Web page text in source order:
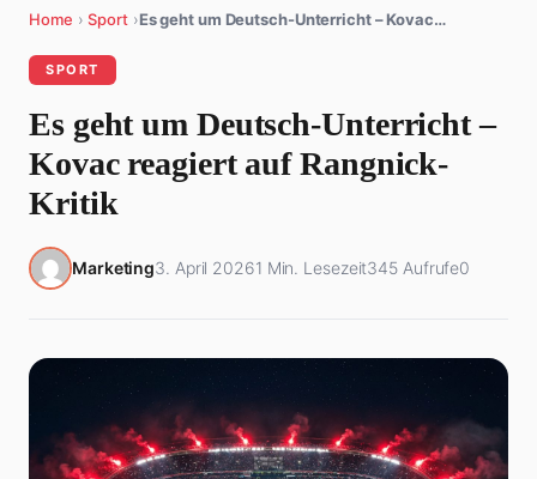
Home › Sport ›Es geht um Deutsch-Unterricht – Kovac…
SPORT
Es geht um Deutsch-Unterricht –
Kovac reagiert auf Rangnick-
Kritik
Marketing3. April 20261 Min. Lesezeit345 Aufrufe0